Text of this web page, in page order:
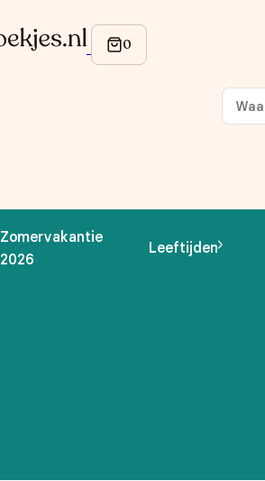
Zomervakantie
2026
Leeftijden